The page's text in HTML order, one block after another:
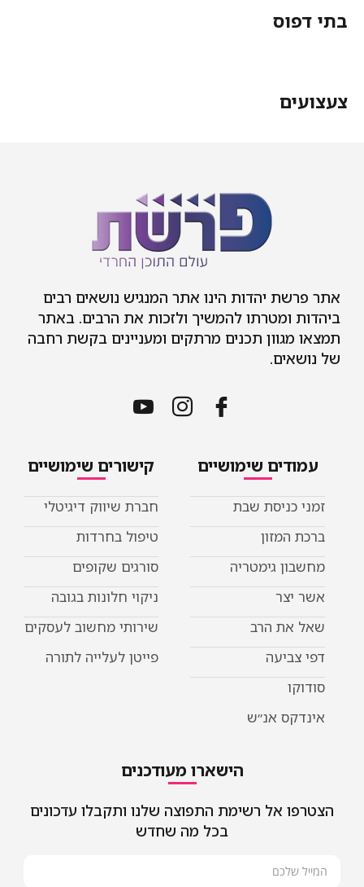
בתי דפוס
צעצועים
אתר פרשת יהדות הינו אתר המנגיש נושאים רבים
ביהדות ומטרתו להמשיך ולזכות את הרבים. באתר
תמצאו מגוון תכנים מרתקים ומעניינים בקשת רחבה
של נושאים.
עמודים שימושיים
זמני כניסת שבת
ברכת המזון
מחשבון גימטריה
אשר יצר
שאל את הרב
דפי צביעה
סודוקו
אינדקס אנ״ש
קישורים שימושיים
חברת שיווק דיגיטלי
טיפול בחרדות
סורגים שקופים
ניקוי חלונות בגובה
שירותי מחשוב לעסקים
פייטן לעלייה לתורה
הישארו מעודכנים
הצטרפו אל רשימת התפוצה שלנו ותקבלו עדכונים
בכל מה שחדש